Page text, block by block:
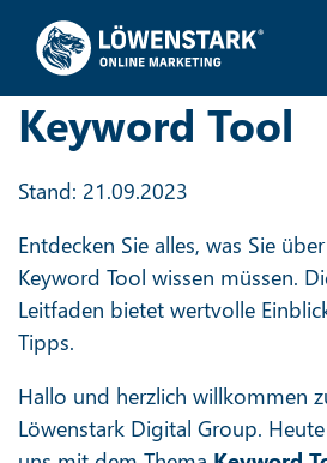
Keyword Tool
Stand: 21.09.2023
Entdecken Sie alles, was Sie über
Keyword Tool wissen müssen.
Leitfaden bietet wertvolle
Tipps.
Hallo und herzlich willkommen
Löwenstark Digital Group.